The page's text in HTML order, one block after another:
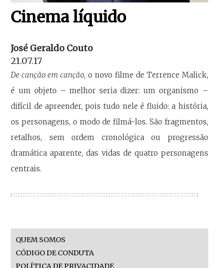
Cinema líquido
José Geraldo Couto
21.07.17
De canção em canção, o novo filme de Terrence Malick,
é um objeto – melhor seria dizer: um organismo –
difícil de apreender, pois tudo nele é fluido: a história,
os personagens, o modo de filmá-los. São fragmentos,
retalhos, sem ordem cronológica ou progressão
dramática aparente, das vidas de quatro personagens
centrais.
QUEM SOMOS
CÓDIGO DE CONDUTA
POLÍTICA DE PRIVACIDADE